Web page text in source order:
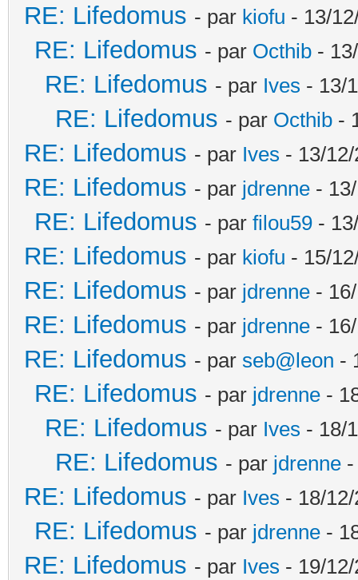
RE: Lifedomus - par kiofu - 13/
RE: Lifedomus - par Octhib -
RE: Lifedomus - par Ives - 13/
RE: Lifedomus - par Octhib -
RE: Lifedomus - par Ives - 13/
RE: Lifedomus - par jdrenne -
RE: Lifedomus - par filou59 -
RE: Lifedomus - par kiofu - 15/
RE: Lifedomus - par jdrenne -
RE: Lifedomus - par jdrenne -
RE: Lifedomus - par seb@leon -
RE: Lifedomus - par jdrenne -
RE: Lifedomus - par Ives - 18/
RE: Lifedomus - par jdrenne
RE: Lifedomus - par Ives - 18/
RE: Lifedomus - par jdrenne -
RE: Lifedomus - par Ives - 19/